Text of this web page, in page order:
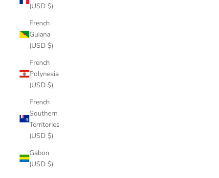
(USD $)
French
Guiana
(USD $)
French
Polynesia
(USD $)
French
Southern
Territories
(USD $)
Gabon
(USD $)